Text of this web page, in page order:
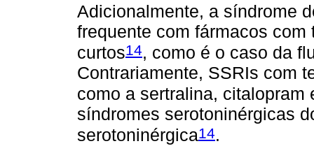
Adicionalmente, a síndrome
frequente com fármacos
curtos14, como é o caso da
Contrariamente, SSRIs com
como a sertralina, citalopram
síndromes serotoninérgicas
serotoninérgica14.